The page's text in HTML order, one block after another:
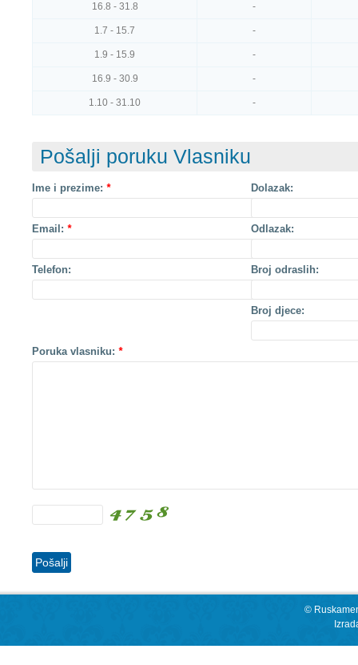
16.8 - 31.8 -
1.7 - 15.7 -
1.9 - 15.9 -
16.9 - 30.9 -
1.10 - 31.10 -
Pošalji poruku Vlasniku
Ime i prezime: *
Email: *
Telefon:
Dolazak:
Odlazak:
Broj odraslih:
Broj djece:
Poruka vlasniku: *
©